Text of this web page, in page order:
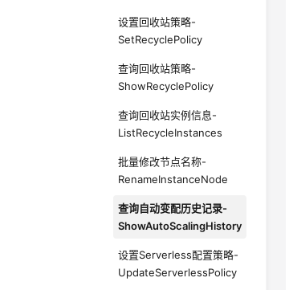
设置回收站策略-
SetRecyclePolicy
查询回收站策略-
ShowRecyclePolicy
查询回收站实例信息-
ListRecycleInstances
批量修改节点名称-
RenameInstanceNode
查询自动变配历史记录-
ShowAutoScalingHistory
设置Serverless配置策略-
UpdateServerlessPolicy